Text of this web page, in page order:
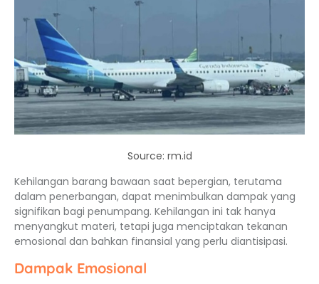
Source: rm.id
Kehilangan barang bawaan saat bepergian, terutama
dalam penerbangan, dapat menimbulkan dampak yang
signifikan bagi penumpang. Kehilangan ini tak hanya
menyangkut materi, tetapi juga menciptakan tekanan
emosional dan bahkan finansial yang perlu diantisipasi.
Dampak Emosional